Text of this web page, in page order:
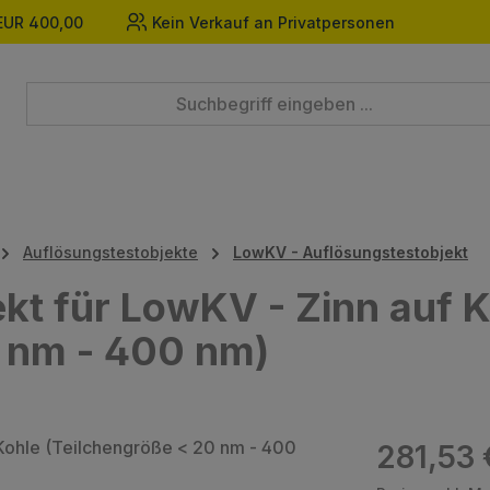
400,00 Kein Verkauf an Privatpersonen
Auflösungstestobjekte LowKV - Auflösungstestobjekt
für LowKV - Zinn auf
- 400 nm)
Regulärer
281,53